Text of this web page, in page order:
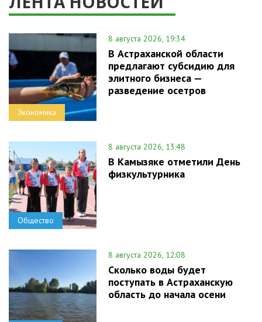
Экономика
8 августа 2026, 19:34
В Астраханской области
предлагают субсидию для
элитного бизнеса —
разведение осетров
Общество
8 августа 2026, 13:48
В Камызяке отметили День
физкультурника
8 августа 2026, 12:08
Сколько воды будет
поступать в Астраханскую
область до начала осени